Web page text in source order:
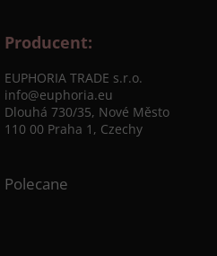
Polecane
Producent:
EUPHORIA TRADE s.r.o.
info@euphoria.eu
Dlouhá 730/35, Nové Město
110 00 Praha 1, Czechy